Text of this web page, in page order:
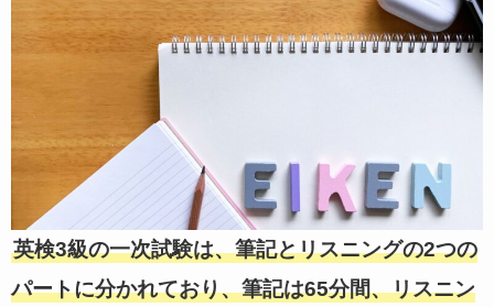
英検3級の一次試験は、筆記とリスニングの2つの
パートに分かれており、筆記は65分間、リスニン